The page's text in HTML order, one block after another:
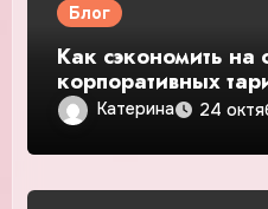
Блог
Как сэкономить
корпоративных
руководство и
Катерина 24